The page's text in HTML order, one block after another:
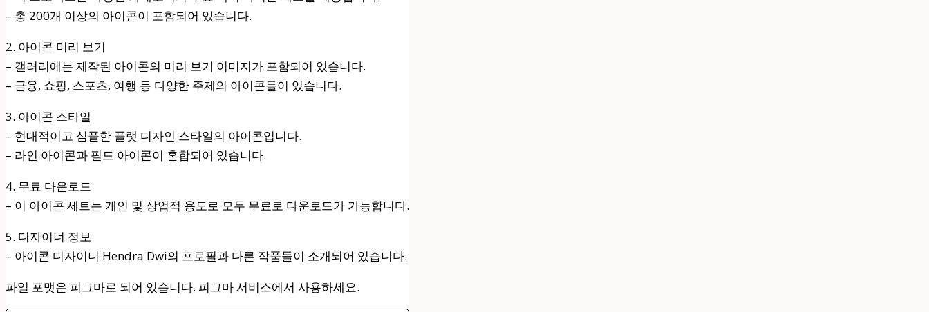
– 총 200개 이상의 아이콘이 포함되어 있습니다.
2. 아이콘 미리 보기
– 갤러리에는 제작된 아이콘의 미리 보기 이미지가 포함되어 있습니다.
– 금융, 쇼핑, 스포츠, 여행 등 다양한 주제의 아이콘들이 있습니다.
3. 아이콘 스타일
– 현대적이고 심플한 플랫 디자인 스타일의 아이콘입니다.
– 라인 아이콘과 필드 아이콘이 혼합되어 있습니다.
4. 무료 다운로드
– 이 아이콘 세트는 개인 및 상업적 용도로 모두 무료로 다운로드가 가능합니다.
5. 디자이너 정보
– 아이콘 디자이너 Hendra Dwi의 프로필과 다른 작품들이 소개되어 있습니다.
파일 포맷은 피그마로 되어 있습니다. 피그마 서비스에서 사용하세요.